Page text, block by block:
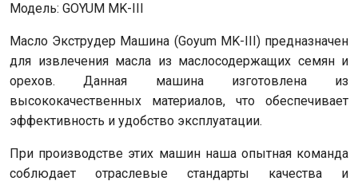
Модель: GOYUM MK-III
Масло Экструдер Машина (Goyum MK-III) предназначен
для извлечения масла из маслосодержащих семян и
орехов. Данная машина изготовлена из
высококачественных материалов, что обеспечивает
эффективность и удобство эксплуатации.
При производстве этих машин наша опытная команда
соблюдает отраслевые стандарты качества и